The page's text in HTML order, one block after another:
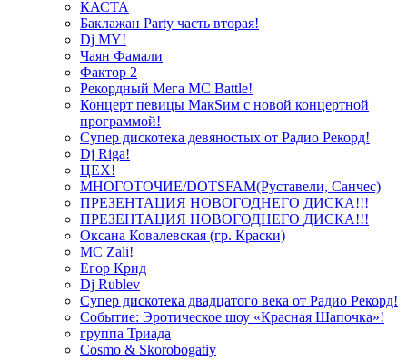
КАСТА
Баклажан Party часть вторая!
Dj MY!
Чаян Фамали
Фактор 2
Рекордный Мега МС Battle!
Концерт певицы МакSим с новой концертной
программой!
Супер дискотека девяностых от Радио Рекорд!
Dj Riga!
ЦЕХ!
МНОГОТОЧИЕ/DOTSFAM(Руставели, Санчес)
ПРЕЗЕНТАЦИЯ НОВОГОДНЕГО ДИСКА!!!
ПРЕЗЕНТАЦИЯ НОВОГОДНЕГО ДИСКА!!!
Оксана Ковалевская (гр. Краски)
MC Zali!
Егор Крид
Dj Rublev
Супер дискотека двадцатого века от Радио Рекорд!
Событие: Эротическое шоу «Красная Шапочка»!
группа Триада
Cosmo & Skorobogatiy